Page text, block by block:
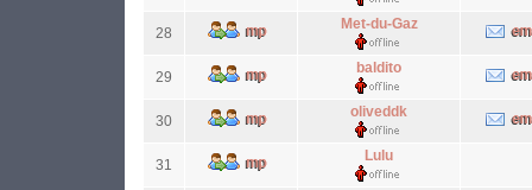
28
Met-du-Gaz
29
baldito
30
oliveddk
31
Lulu